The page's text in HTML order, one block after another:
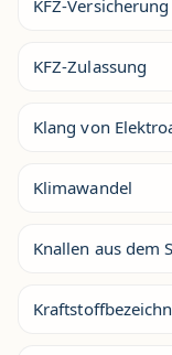
KFZ-
KFZ-Zulassung
Klang von
Klimawandel
Knallen aus dem